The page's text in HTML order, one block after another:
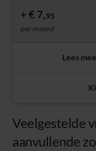
€ 7,95
per maand
Lees
Veelgestelde
aanvullende